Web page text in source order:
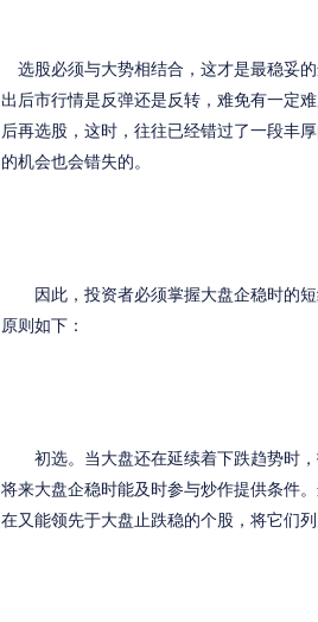
选股必须与大势相结合，这才是最稳妥
出后市行情是反弹还是反转，难免有一定
后再选股，这时，往往已经错过了一段丰
的机会也会错失的。
因此，投资者必须掌握大盘企稳时的短
原则如下：
初选。当大盘还在延续着下跌趋势时，
将来大盘企稳时能及时参与炒作提供条件
在又能领先于大盘止跌稳的个股，将它们